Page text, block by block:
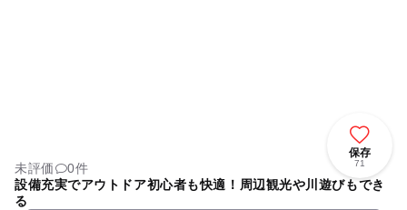
保存
71
未評価
0件
設備充実でアウトドア初心者も快適！周辺観光や川遊びもでき
る